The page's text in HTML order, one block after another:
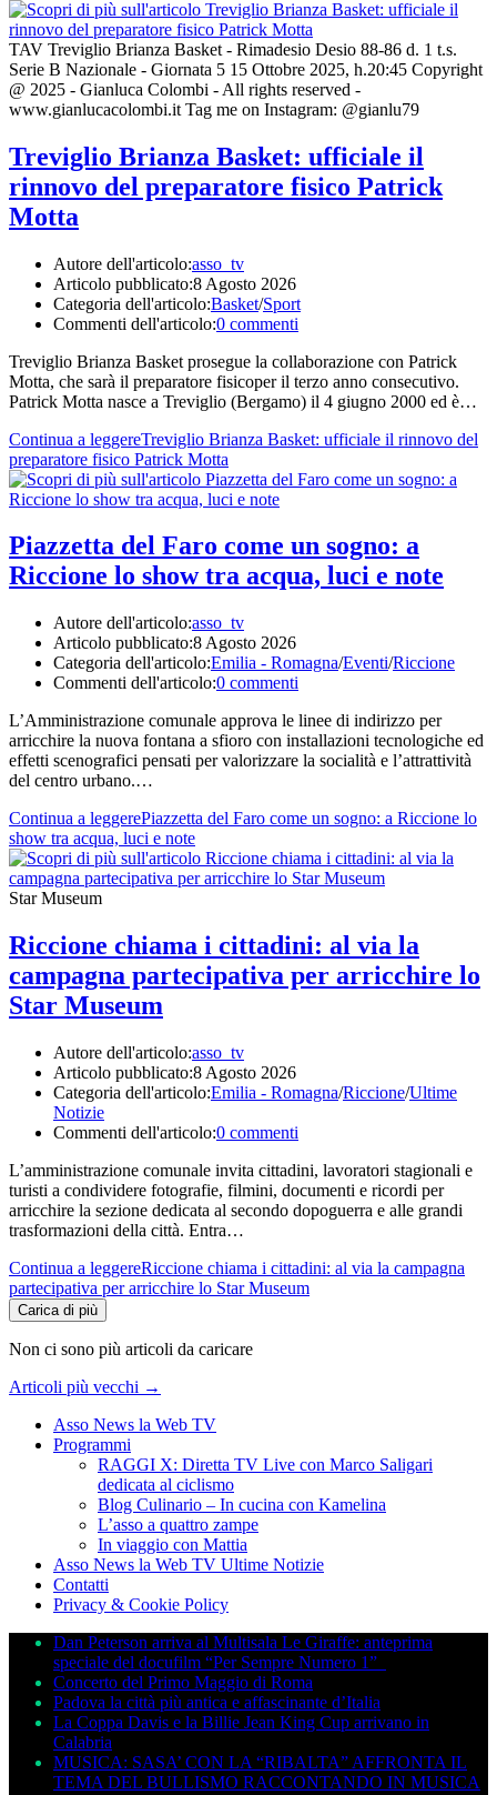
TAV Treviglio Brianza Basket - Rimadesio Desio 88-86 d. 1 t.s.
Serie B Nazionale - Giornata 5 15 Ottobre 2025, h.20:45 Copyright
@ 2025 - Gianluca Colombi - All rights reserved -
www.gianlucacolombi.it Tag me on Instagram: @gianlu79
Treviglio Brianza Basket: ufficiale il
rinnovo del preparatore fisico Patrick
Motta
Autore dell'articolo:asso_tv
Articolo pubblicato:8 Agosto 2026
Categoria dell'articolo:Basket/Sport
Commenti dell'articolo:0 commenti
Treviglio Brianza Basket prosegue la collaborazione con Patrick
Motta, che sarà il preparatore fisicoper il terzo anno consecutivo.
Patrick Motta nasce a Treviglio (Bergamo) il 4 giugno 2000 ed è…
Continua a leggereTreviglio Brianza Basket: ufficiale il rinnovo del
preparatore fisico Patrick Motta
Piazzetta del Faro come un sogno: a
Riccione lo show tra acqua, luci e note
Autore dell'articolo:asso_tv
Articolo pubblicato:8 Agosto 2026
Categoria dell'articolo:Emilia - Romagna/Eventi/Riccione
Commenti dell'articolo:0 commenti
L’Amministrazione comunale approva le linee di indirizzo per
arricchire la nuova fontana a sfioro con installazioni tecnologiche ed
effetti scenografici pensati per valorizzare la socialità e l’attrattività
del centro urbano.…
Continua a leggerePiazzetta del Faro come un sogno: a Riccione lo
show tra acqua, luci e note
Star Museum
Riccione chiama i cittadini: al via la
campagna partecipativa per arricchire lo
Star Museum
Autore dell'articolo:asso_tv
Articolo pubblicato:8 Agosto 2026
Categoria dell'articolo:Emilia - Romagna/Riccione/Ultime
Notizie
Commenti dell'articolo:0 commenti
L’amministrazione comunale invita cittadini, lavoratori stagionali e
turisti a condividere fotografie, filmini, documenti e ricordi per
arricchire la sezione dedicata al secondo dopoguerra e alle grandi
trasformazioni della città. Entra…
Continua a leggereRiccione chiama i cittadini: al via la campagna
partecipativa per arricchire lo Star Museum
Carica di più
Non ci sono più articoli da caricare
Articoli più vecchi →
Asso News la Web TV
Programmi
RAGGI X: Diretta TV Live con Marco Saligari
dedicata al ciclismo
Blog Culinario – In cucina con Kamelina
L’asso a quattro zampe
In viaggio con Mattia
Asso News la Web TV Ultime Notizie
Contatti
Privacy & Cookie Policy
Dan Peterson arriva al Multisala Le Giraffe: anteprima
speciale del docufilm “Per Sempre Numero 1”
Concerto del Primo Maggio di Roma
Padova la città più antica e affascinante d’Italia
La Coppa Davis e la Billie Jean King Cup arrivano in
Calabria
MUSICA: SASA’ CON LA “RIBALTA” AFFRONTA IL
TEMA DEL BULLISMO RACCONTANDO IN MUSICA